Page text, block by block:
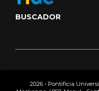
BUSCADOR
2026 - Pontificia